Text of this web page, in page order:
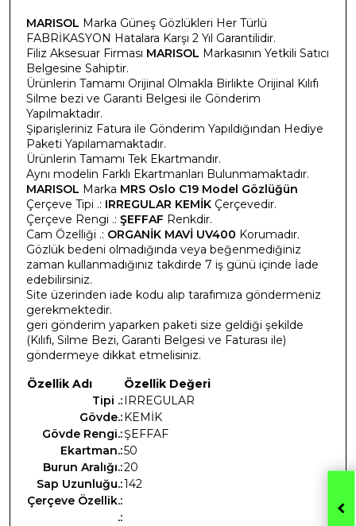
MARISOL Marka Güneş Gözlükleri Her Türlü
FABRİKASYON Hatalara Karşı 2 Yıl Garantilidir.
Filiz Aksesuar Firması MARISOL Markasının Yetkili Satıcı
Belgesine Sahiptir.
Ürünlerin Tamamı Orijinal Olmakla Birlikte Orijinal Kılıfı
Silme bezi ve Garanti Belgesi ile Gönderim
Yapılmaktadır.
Şiparişleriniz Fatura ile Gönderim Yapıldığından Hediye
Paketi Yapılamamaktadır.
Ürünlerin Tamamı Tek Ekartmandır.
Aynı modelin Farklı Ekartmanları Bulunmamaktadır.
MARISOL Marka MRS Oslo C19 Model Gözlüğün
Çerçeve Tipi .: IRREGULAR KEMİK Çerçevedir.
Çerçeve Rengi .: ŞEFFAF Renkdir.
Cam Özelliği .: ORGANİK MAVİ UV400 Korumadır.
Gözlük bedeni olmadığında veya beğenmediğiniz
zaman kullanmadığınız takdirde 7 iş günü içinde İade
edebilirsiniz.
Site üzerinden iade kodu alıp tarafımıza göndermeniz
gerekmektedir.
geri gönderim yaparken paketi size geldiği şekilde
(Kılıfı, Silme Bezi, Garanti Belgesi ve Faturası ile)
göndermeye dikkat etmelisiniz.
Özellik Adı
Özellik Değeri
Tipi .:IRREGULAR
Gövde.:KEMİK
Gövde Rengi.:ŞEFFAF
Ekartman.:50
Burun Aralığı.:20
Sap Uzunluğu.:142
Çerçeve Özellik.:
.: